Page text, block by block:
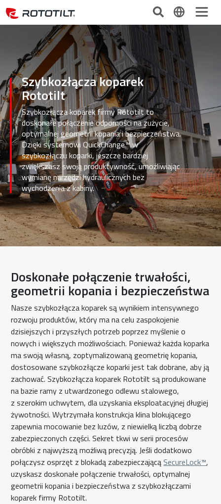
Szybkozłącza koparek
Rototilt
Szybkozłącza koparek firmy Rototilt to
doskonałe połączenie odporności na zużycie,
optymalnej geometrii kopania i bezpieczeństwa.
Dzięki systemowi QuickChange™ w
szybkozłączu koparki, jeszcze bardziej
zwiększasz swoją produktywność, umożliwiając
wymianę narzędzi hydraulicznych bez
wychodzenia z kabiny.
Doskonałe połączenie trwałości,
geometrii kopania i bezpieczeństwa
Nasze szybkozłącza koparek są wynikiem intensywnego
rozwoju produktów, który ma na celu zaspokojenie
dzisiejszych i przyszłych potrzeb poprzez myślenie o
nowych i większych możliwościach. Ponieważ każda koparka
ma swoją własną, zoptymalizowaną geometrię kopania,
dostosowane szybkozłącze koparki jest tak dobrane, aby ją
zachować. Szybkozłącza koparek Rototilt są produkowane
na bazie ramy z utwardzonego odlewu stalowego,
z szerokim uchwytem, dla uzyskania eksploatacyjnej długiej
żywotności. Wytrzymała konstrukcja klina blokującego
zapewnia mocowanie bez luzów, z niewielką liczbą dobrze
zabezpieczonych części. Sekret tkwi w serii procesów
obróbki z najwyższą możliwą precyzją. Jeśli dodatkowo
połączysz osprzęt z blokadą zabezpieczającą SecureLock™,
uzyskasz doskonałe połączenie trwałości, optymalnej
geometrii kopania i bezpieczeństwa z szybkozłączami
koparek firmy Rototilt.